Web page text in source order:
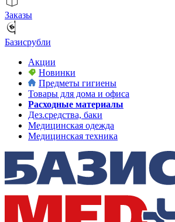
Заказы
Базисрубли
Акции
Новинки
Предметы гигиены
Товары для дома и офиса
Расходные материалы
Дез.средства, баки
Медицинская одежда
Медицинская техника